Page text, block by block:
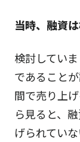
当時、融資
検討してい
であること
間で売り上
ら見ると、
げられてい